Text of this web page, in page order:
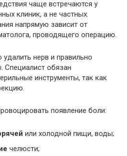
чаще встречаются у
клиник, а не частных.
напрямую зависит от
проводящего операцию.
нерв и правильно
Специалист обязан
инструменты, так как
появление боли:
или холодной пищи, воды;
челюсти;